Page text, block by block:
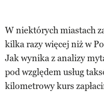
W niektórych miastach
kilka razy więcej niż w
Jak wynika z analizy
pod względem usług
kilometrowy kurs